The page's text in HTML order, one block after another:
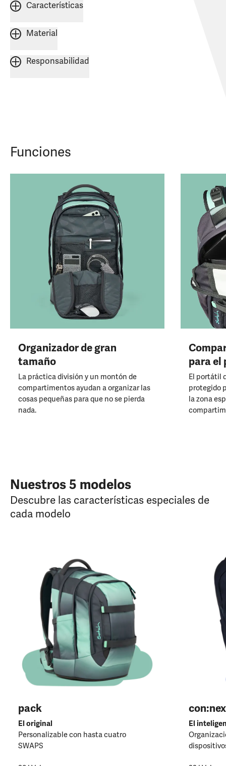
Características
Material
Responsabilidad
Funciones
Organizador de gran
tamaño
La práctica división y un montón de
compartimentos ayudan a organizar las
cosas pequeñas para que no se pierda
nada.
para
El portátil
protegido
la zona
Nuestros 5 modelos
Descubre las características especiales de
cada modelo
pack
El original
Personalizable con hasta cuatro
SWAPS
El